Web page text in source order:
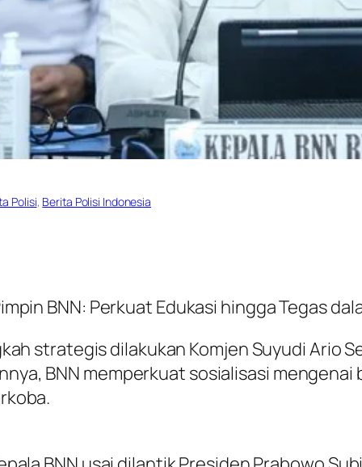
Polisi, Berita Polisi Indonesia
BNN: Perkuat Edukasi hingga Tegas
strategis dilakukan Komjen Suyudi Ario
BNN memperkuat sosialisasi